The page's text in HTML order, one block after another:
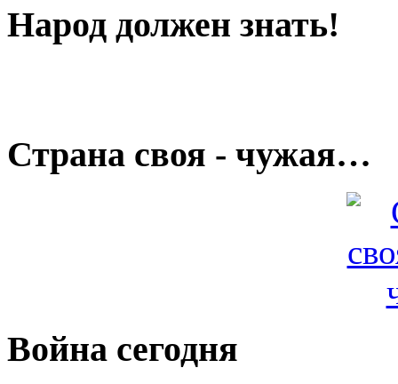
Народ должен знать!
Страна своя - чужая…
Война сегодня